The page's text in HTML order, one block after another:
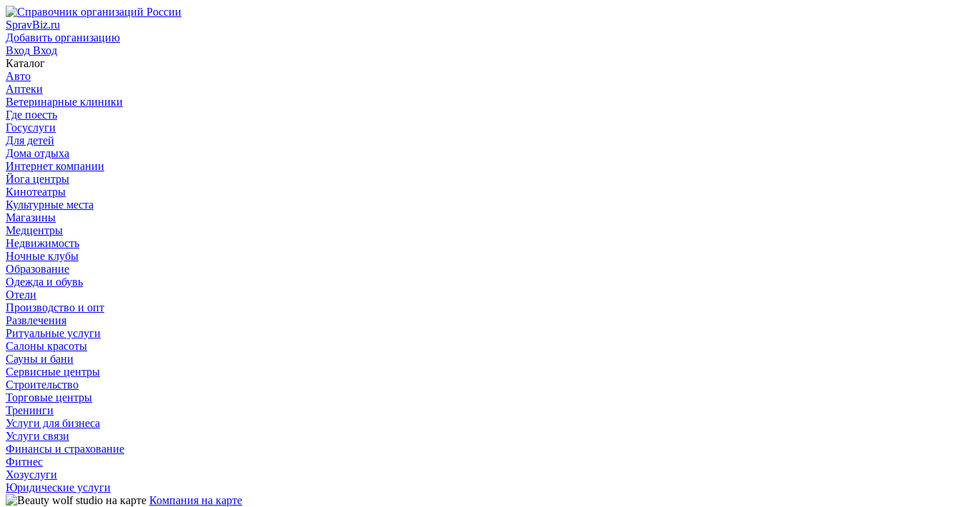
SpravBiz.ru
Добавить организацию
Вход Вход
Каталог
Авто
Аптеки
Ветеринарные клиники
Где поесть
Госуслуги
Для детей
Дома отдыха
Интернет компании
Йога центры
Кинотеатры
Культурные места
Магазины
Медцентры
Недвижимость
Ночные клубы
Образование
Одежда и обувь
Отели
Производство и опт
Развлечения
Ритуальные услуги
Салоны красоты
Сауны и бани
Сервисные центры
Строительство
Торговые центры
Тренинги
Услуги для бизнеса
Услуги связи
Финансы и страхование
Фитнес
Хозуслуги
Юридические услуги
Компания на карте